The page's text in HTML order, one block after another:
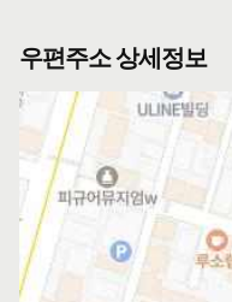
우편주소 상세정보